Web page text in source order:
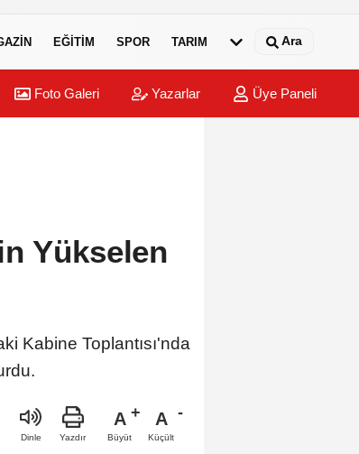
EĞITIM SPOR TARIM Ara
Foto Galeri Yazarlar Üye Paneli
Yükselen
Kabine Toplantısı'nda
Dinle Yazdır
A
Büyüt
A
Küçült